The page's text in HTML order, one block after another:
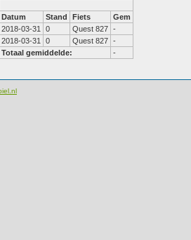
Datum Stand Fiets
Gem
2018-03-31
0 Quest 827 -
2018-03-31
0 Quest 827 -
Totaal gemiddelde:
-